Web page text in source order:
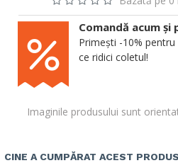
Imaginile produsului sunt
Comandă acum
Primești -10%
ce ridici coletul!
CINE A CUMPĂRAT ACEST